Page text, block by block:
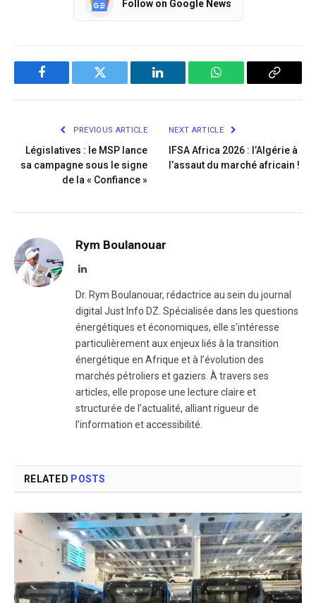
Follow on Google News
Facebook Twitter LinkedIn WhatsApp Copy
PREVIOUS ARTICLE
Législatives : le MSP lance
sa campagne sous le signe
de la « Confiance »
NEXT ARTICLE
IFSA Africa 2026 : l’Algérie à
l’assaut du marché africain !
Rym Boulanouar
LinkedIn
Dr. Rym Boulanouar, rédactrice au sein du journal
digital Just Info DZ. Spécialisée dans les questions
énergétiques et économiques, elle s’intéresse
particulièrement aux enjeux liés à la transition
énergétique en Afrique et à l’évolution des
marchés pétroliers et gaziers. À travers ses
articles, elle propose une lecture claire et
structurée de l’actualité, alliant rigueur de
l’information et accessibilité.
RELATED POSTS